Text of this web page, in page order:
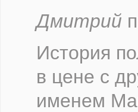
Дмитрий
История
в цене с
именем